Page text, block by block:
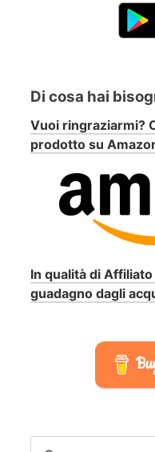
Di cosa hai
Vuoi ringraziarmi?
prodotto su
In qualità di
guadagno dagli